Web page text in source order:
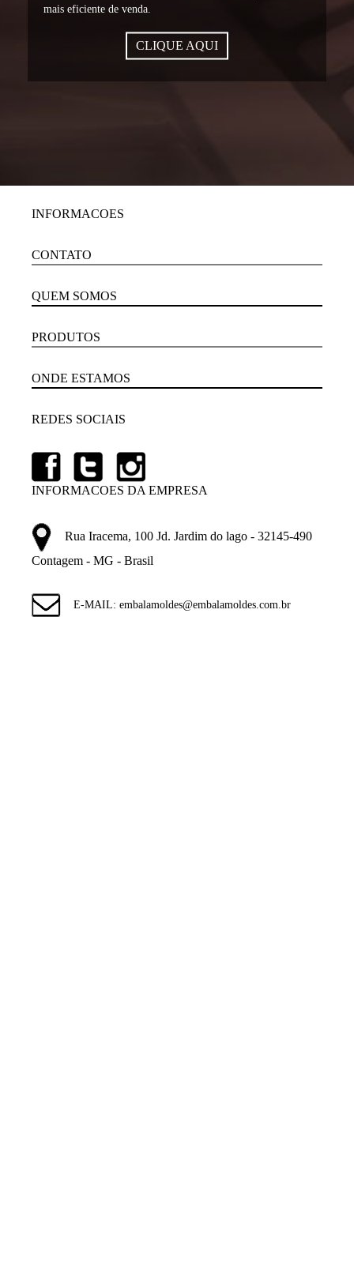
mais eficiente de venda.
CLIQUE AQUI
INFORMACOES
CONTATO
QUEM SOMOS
PRODUTOS
ONDE ESTAMOS
REDES SOCIAIS
INFORMACOES DA EMPRESA
Rua Iracema, 100 Jd. Jardim do lago - 32145-490
Contagem - MG - Brasil
E-MAIL: embalamoldes@embalamoldes.com.br